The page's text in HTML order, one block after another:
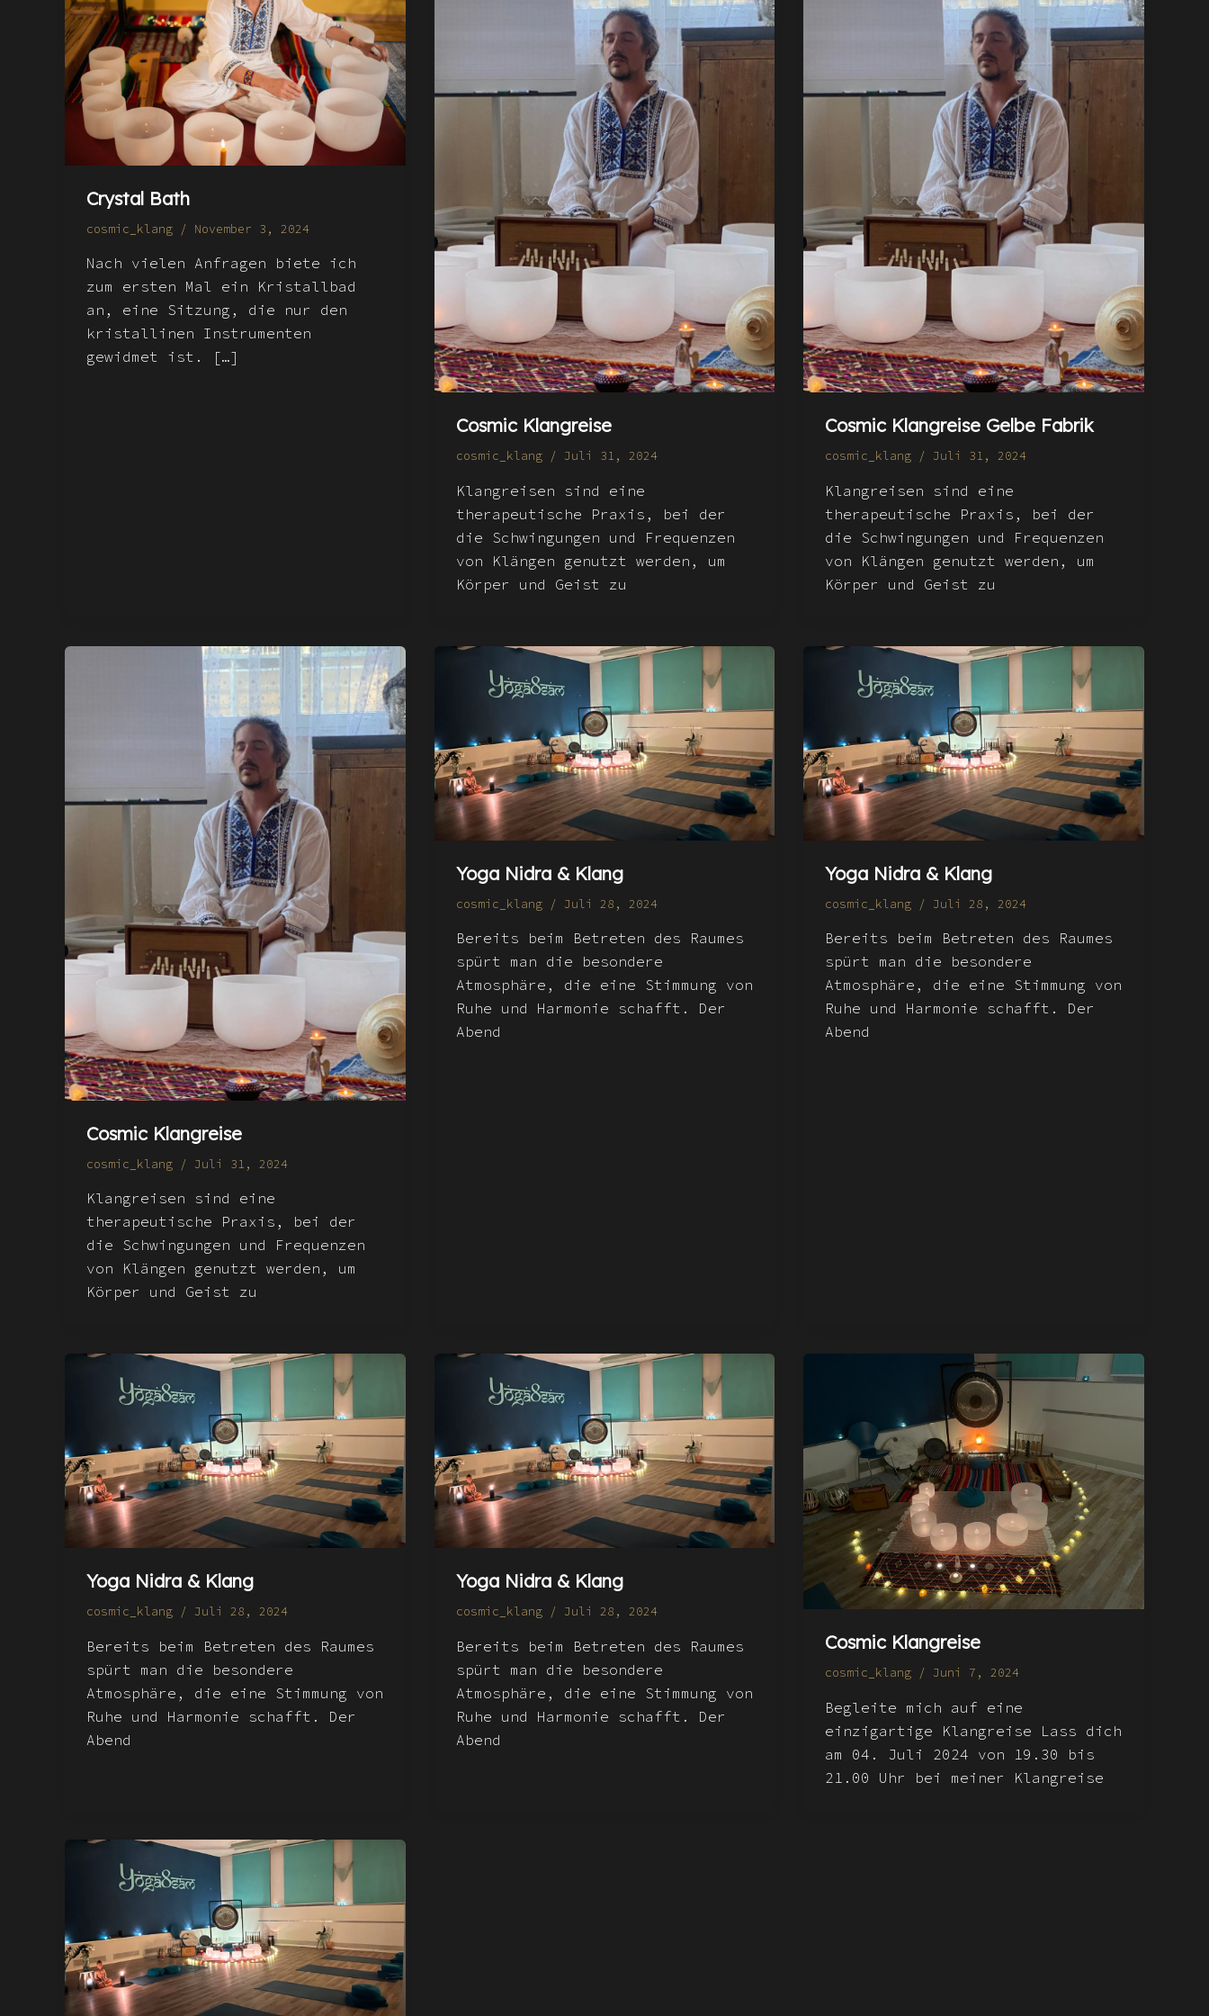
Crystal Bath
cosmic_klang / November 3, 2024
Nach vielen Anfragen biete ich
zum ersten Mal ein Kristallbad
an, eine Sitzung, die nur den
kristallinen Instrumenten
gewidmet ist. […]
Cosmic Klangreise
cosmic_klang / Juli 31, 2024
Klangreisen sind eine
therapeutische Praxis, bei der
die Schwingungen und Frequenzen
von Klängen genutzt werden, um
Körper und Geist zu
Cosmic Klangreise Gelbe Fabrik
cosmic_klang / Juli 31, 2024
Klangreisen sind eine
therapeutische Praxis, bei der
die Schwingungen und Frequenzen
von Klängen genutzt werden, um
Körper und Geist zu
Cosmic Klangreise
cosmic_klang / Juli 31, 2024
Klangreisen sind eine
therapeutische Praxis, bei der
die Schwingungen und Frequenzen
von Klängen genutzt werden, um
Körper und Geist zu
Yoga Nidra & Klang
cosmic_klang / Juli 28, 2024
Bereits beim Betreten des Raumes
spürt man die besondere
Atmosphäre, die eine Stimmung von
Ruhe und Harmonie schafft. Der
Abend
Yoga Nidra & Klang
cosmic_klang / Juli 28, 2024
Bereits beim Betreten des Raumes
spürt man die besondere
Atmosphäre, die eine Stimmung von
Ruhe und Harmonie schafft. Der
Abend
Yoga Nidra & Klang
cosmic_klang / Juli 28, 2024
Bereits beim Betreten des Raumes
spürt man die besondere
Atmosphäre, die eine Stimmung von
Ruhe und Harmonie schafft. Der
Abend
Yoga Nidra & Klang
cosmic_klang / Juli 28, 2024
Bereits beim Betreten des Raumes
spürt man die besondere
Atmosphäre, die eine Stimmung von
Ruhe und Harmonie schafft. Der
Abend
Cosmic Klangreise
cosmic_klang / Juni 7, 2024
Begleite mich auf eine
einzigartige Klangreise Lass dich
am 04. Juli 2024 von 19.30 bis
21.00 Uhr bei meiner Klangreise